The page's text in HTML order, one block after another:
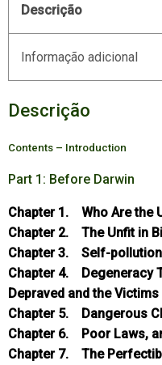
Descrição
Informação adicional
Descrição
Contents – Introduction
Part 1: Before Darwin
Chapter 1. Who Are the
Chapter 2. The Unfit in
Chapter 3. Self-pollution
Chapter 4. Degeneracy
Depraved and the
Chapter 5. Dangerous
Chapter 6. Poor Laws,
Chapter 7. The